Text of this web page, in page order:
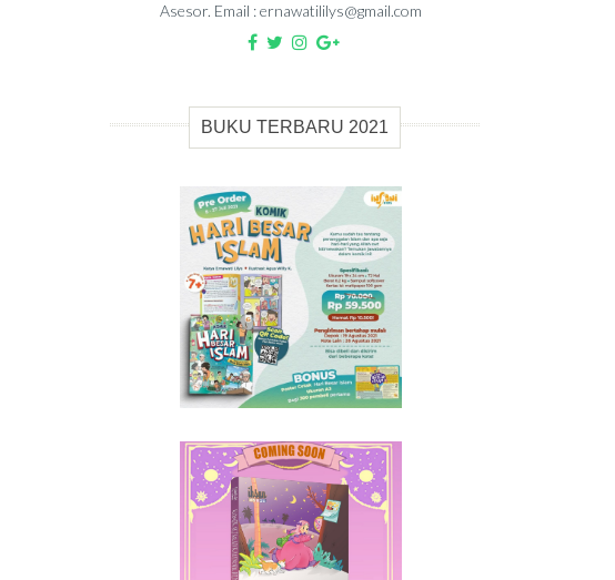
Asesor. Email : ernawatililys@gmail.com
BUKU TERBARU 2021